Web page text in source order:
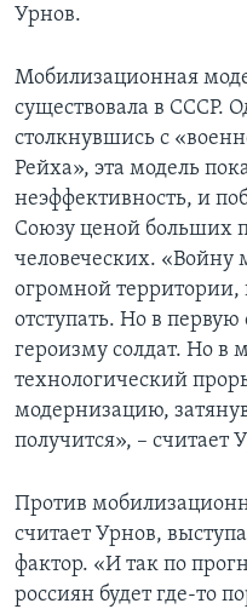
Урнов.
Мобилизационная
существовала в СССР.
столкнувшись с
Рейха», эта модель
неэффективность, и
Союзу ценой больших
человеческих. «Войну
огромной территории,
отступать. Но в первую
героизму солдат. Но в
технологический
модернизацию,
получится», – считает
Против
считает Урнов,
фактор. «И так по
россиян будет где-то